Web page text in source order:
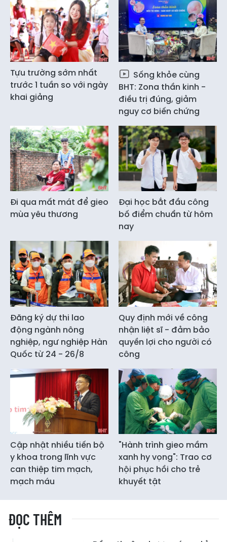
Tựu trường sớm nhất
trước 1 tuần so với ngày
khai giảng
Sống khỏe cùng
BHT: Zona thần kinh -
điều trị đúng, giảm
nguy cơ biến chứng
Đi qua mất mát để gieo
mùa yêu thương
Đại học bắt đầu công
bố điểm chuẩn từ hôm
nay
Đăng ký dự thi lao
động ngành nông
nghiệp, ngư nghiệp Hàn
Quốc từ 24 - 26/8
Quy định mới về công
nhận liệt sĩ - đảm bảo
quyền lợi cho người có
công
Cập nhật nhiều tiến bộ
y khoa trong lĩnh vực
can thiệp tim mạch,
mạch máu
"Hành trình gieo mầm
xanh hy vọng": Trao cơ
hội phục hồi cho trẻ
khuyết tật
ĐỌC THÊM